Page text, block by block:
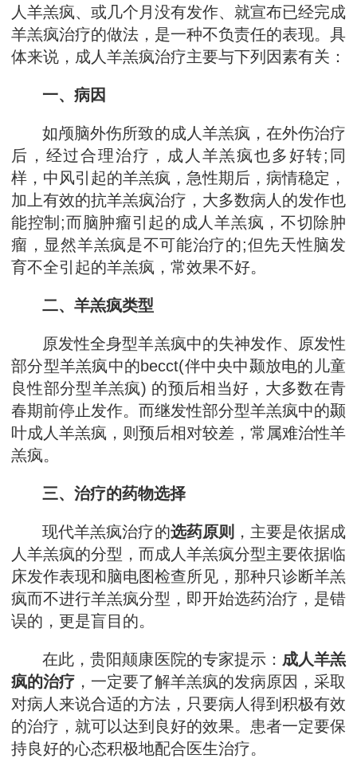
人羊羔疯、或几个月没有发作、就宣布已经完成
羊羔疯治疗的做法，是一种不负责任的表现。具
体来说，成人羊羔疯治疗主要与下列因素有关：
一、病因
如颅脑外伤所致的成人羊羔疯，在外伤治疗
后，经过合理治疗，成人羊羔疯也多好转;同
样，中风引起的羊羔疯，急性期后，病情稳定，
加上有效的抗羊羔疯治疗，大多数病人的发作也
能控制;而脑肿瘤引起的成人羊羔疯，不切除肿
瘤，显然羊羔疯是不可能治疗的;但先天性脑发
育不全引起的羊羔疯，常效果不好。
二、羊羔疯类型
原发性全身型羊羔疯中的失神发作、原发性
部分型羊羔疯中的becct(伴中央中颞放电的儿童
良性部分型羊羔疯) 的预后相当好，大多数在青
春期前停止发作。而继发性部分型羊羔疯中的颞
叶成人羊羔疯，则预后相对较差，常属难治性羊
羔疯。
三、治疗的药物选择
现代羊羔疯治疗的选药原则 ，主要是依据成
人羊羔疯的分型，而成人羊羔疯分型主要依据临
床发作表现和脑电图检查所见，那种只诊断羊羔
疯而不进行羊羔疯分型，即开始选药治疗，是错
误的，更是盲目的。
在此，贵阳颠康医院的专家提示： 成人羊羔
疯的治疗 ，一定要了解羊羔疯的发病原因，采取
对病人来说合适的方法，只要病人得到积极有效
的治疗，就可以达到良好的效果。患者一定要保
持良好的心态积极地配合医生治疗。